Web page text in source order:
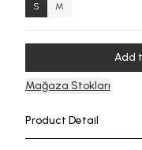
S M
Add
Mağaza Stokları
Product Detail